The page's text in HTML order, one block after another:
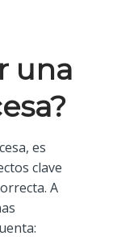
una
es
clave
A